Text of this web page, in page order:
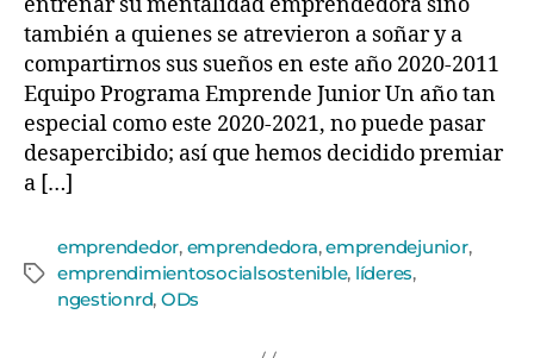
también a quienes se atrevieron a soñar y a
compartirnos sus sueños en este año 2020-2011
Equipo Programa Emprende Junior Un año tan
especial como este 2020-2021, no puede pasar
desapercibido; así que hemos decidido premiar
a […]
emprendedor, emprendedora,emprendejunior,
emprendimientosocialsostenible, líderes,
ngestionrd, ODs